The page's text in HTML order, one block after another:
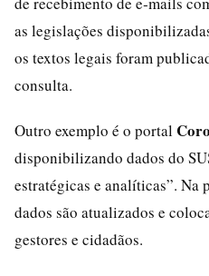
as legislações
os textos legais foram
consulta.
Outro exemplo é o portal
disponibilizando dados do
estratégicas e analíticas”. Na
dados são atualizados e
gestores e cidadãos.